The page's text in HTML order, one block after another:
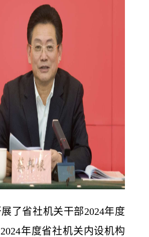
了省社机关干部2024年度
年度省社机关内设机构